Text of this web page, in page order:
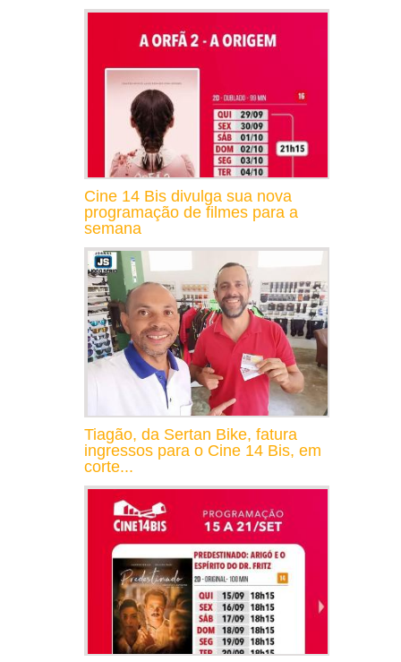
Cine 14 Bis divulga sua nova
programação de filmes para a
semana
Tiagão, da Sertan Bike, fatura
ingressos para o Cine 14 Bis, em
corte...